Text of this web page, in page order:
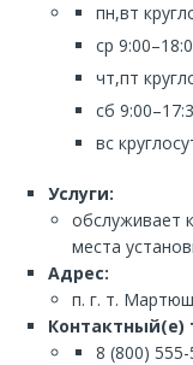
пн,вт
ср
чт,пт
сб
вс
Услуги:
обслуживает
места
Адрес:
п. г. т.
Контактный(е)
8 (800) 555-